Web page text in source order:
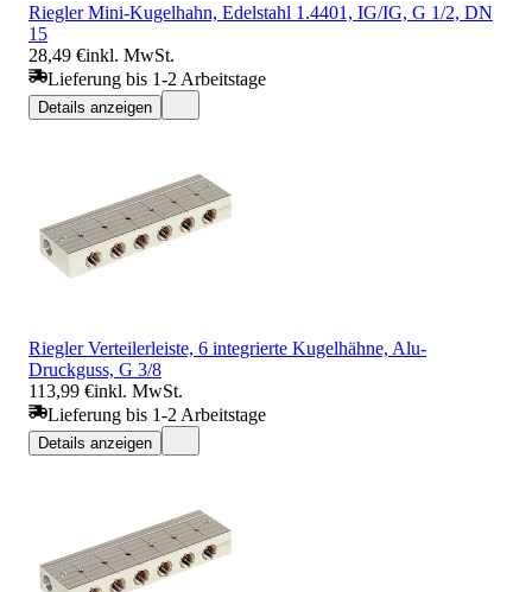
Riegler Mini-Kugelhahn, Edelstahl 1.4401, IG/IG, G 1/2, DN
15
28,49 €inkl. MwSt.
Lieferung bis 1-2 Arbeitstage
Details anzeigen
Riegler Verteilerleiste, 6 integrierte Kugelhähne, Alu-
Druckguss, G 3/8
113,99 €inkl. MwSt.
Lieferung bis 1-2 Arbeitstage
Details anzeigen